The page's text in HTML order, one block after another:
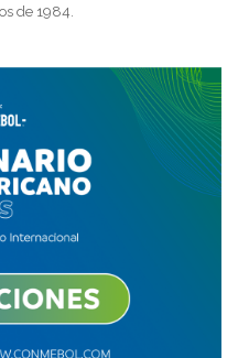
de 1984.